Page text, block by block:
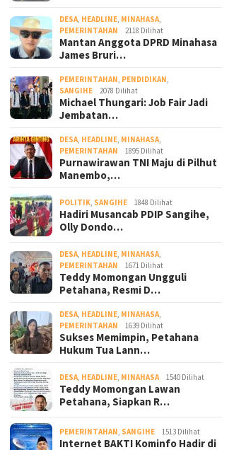
DESA, HEADLINE, MINAHASA,
PEMERINTAHAN
2118 Dilihat
Mantan Anggota DPRD Minahasa
James Bruri…
PEMERINTAHAN, PENDIDIKAN,
SANGIHE
2078 Dilihat
Michael Thungari: Job Fair Jadi
Jembatan…
DESA, HEADLINE, MINAHASA,
PEMERINTAHAN
1895 Dilihat
Purnawirawan TNI Maju di Pilhut
Manembo,…
POLITIK, SANGIHE 1848 Dilihat
Hadiri Musancab PDIP Sangihe,
Olly Dondo…
DESA, HEADLINE, MINAHASA,
PEMERINTAHAN
1671 Dilihat
Teddy Momongan Ungguli
Petahana, Resmi D…
DESA, HEADLINE, MINAHASA,
PEMERINTAHAN
1639 Dilihat
Sukses Memimpin, Petahana
Hukum Tua Lann…
DESA, HEADLINE, MINAHASA 1540 Dilihat
Teddy Momongan Lawan
Petahana, Siapkan R…
PEMERINTAHAN, SANGIHE 1513 Dilihat
Internet BAKTI Kominfo Hadir di